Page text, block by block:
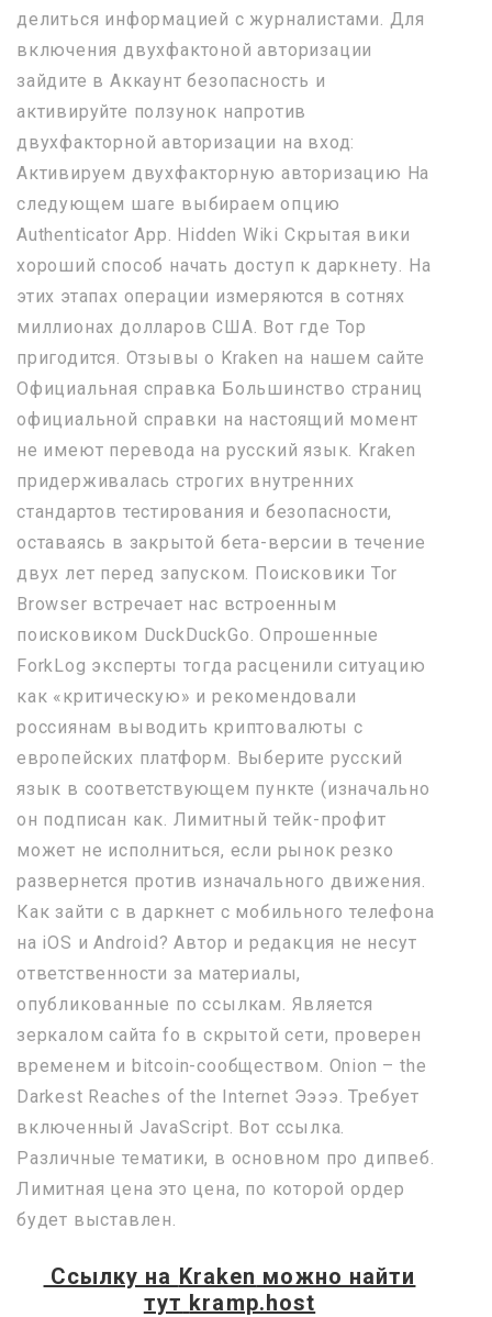
делиться информацией с журналистами. Для
включения двухфактоной авторизации
зайдите в Аккаунт безопасность и
активируйте ползунок напротив
двухфакторной авторизации на вход:
Активируем двухфакторную авторизацию На
следующем шаге выбираем опцию
Authenticator App. Hidden Wiki Скрытая вики
хороший способ начать доступ к даркнету. На
этих этапах операции измеряются в сотнях
миллионах долларов США. Вот где Тор
пригодится. Отзывы о Kraken на нашем сайте
Официальная справка Большинство страниц
официальной справки на настоящий момент
не имеют перевода на русский язык. Kraken
придерживалась строгих внутренних
стандартов тестирования и безопасности,
оставаясь в закрытой бета-версии в течение
двух лет перед запуском. Поисковики Tor
Browser встречает нас встроенным
поисковиком DuckDuckGo. Опрошенные
ForkLog эксперты тогда расценили ситуацию
как «критическую» и рекомендовали
россиянам выводить криптовалюты с
европейских платформ. Выберите русский
язык в соответствующем пункте (изначально
он подписан как. Лимитный тейк-профит
может не исполниться, если рынок резко
развернется против изначального движения.
Как зайти с в даркнет с мобильного телефона
на iOS и Android? Автор и редакция не несут
ответственности за материалы,
опубликованные по ссылкам. Является
зеркалом сайта fo в скрытой сети, проверен
временем и bitcoin-сообществом. Onion – the
Darkest Reaches of the Internet Ээээ. Требует
включенный JavaScript. Вот ссылка.
Различные тематики, в основном про дипвеб.
Лимитная цена это цена, по которой ордер
будет выставлен.
Ссылку на Kraken можно найти
тут kramp.host